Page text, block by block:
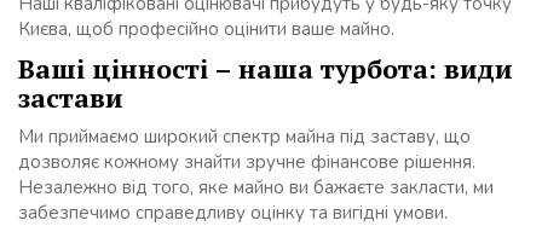
Києва, щоб професійно оцінити ваше майно.
Ваші цінності – наша турбота: види
застави
Ми приймаємо широкий спектр майна під заставу, що
дозволяє кожному знайти зручне фінансове рішення.
Незалежно від того, яке майно ви бажаєте закласти, ми
забезпечимо справедливу оцінку та вигідні умови.